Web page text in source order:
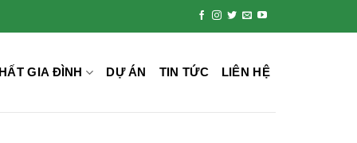
GIA ĐÌNH DỰ ÁN TIN TỨC LIÊN HỆ